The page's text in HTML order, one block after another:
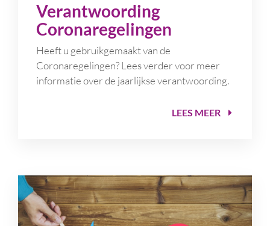
Verantwoording
Coronaregelingen
Heeft u gebruikgemaakt van de
Coronaregelingen? Lees verder voor meer
informatie over de jaarlijkse verantwoording.
LEES MEER